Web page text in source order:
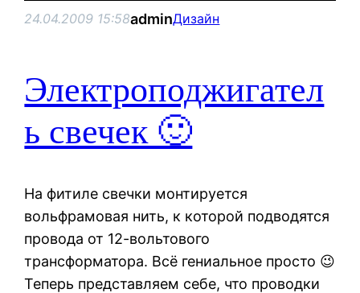
24.04.2009 15:58adminДизайн
Электроподжигател
ь свечек 🙂
На фитиле свечки монтируется
вольфрамовая нить, к которой подводятся
провода от 12-вольтового
трансформатора. Всё гениальное просто 😉
Теперь представляем себе, что проводки